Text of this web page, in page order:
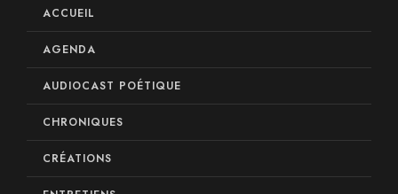
ACCUEIL
AGENDA
AUDIOCAST POÉTIQUE
CHRONIQUES
CRÉATIONS